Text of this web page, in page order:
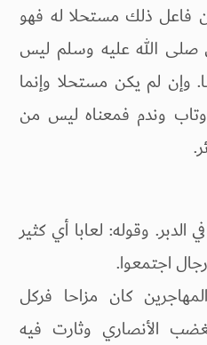
فاعل ذلك مستحلا له فهو
صلى الله عليه وسلم ليس
وإن لم يكن مستحلا وإنما
وندم فمعناه ليس من
الدبر. وقوله: لعابا أي كثير
اجتمعوا.
كان مزاحا فركل
الأنصاري وثارت فيه